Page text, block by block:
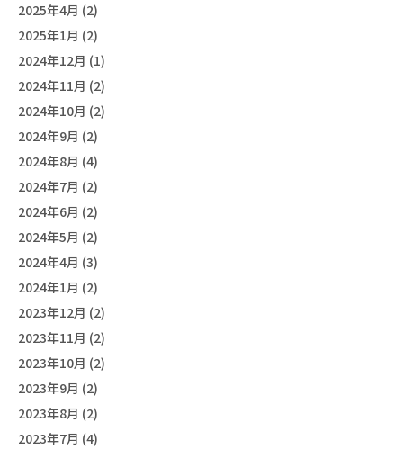
2025年4月 (2)
2025年1月 (2)
2024年12月 (1)
2024年11月 (2)
2024年10月 (2)
2024年9月 (2)
2024年8月 (4)
2024年7月 (2)
2024年6月 (2)
2024年5月 (2)
2024年4月 (3)
2024年1月 (2)
2023年12月 (2)
2023年11月 (2)
2023年10月 (2)
2023年9月 (2)
2023年8月 (2)
2023年7月 (4)